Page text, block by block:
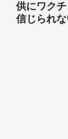
供にワク
信じられな